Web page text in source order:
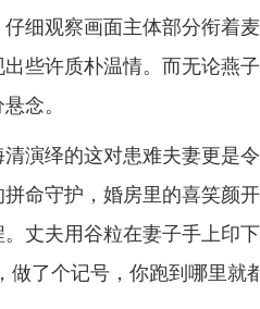
细观察画面主体部分衔着
些许质朴温情。而无论燕
念。
演绎的这对患难夫妻更是
命守护，婚房里的喜笑颜
丈夫用谷粒在妻子手上印
做了个记号，你跑到哪里就